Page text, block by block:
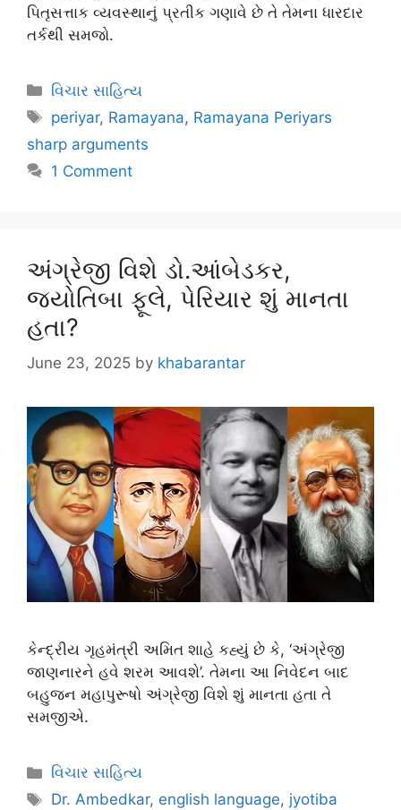
પિતૃસત્તાક વ્યવસ્થાનું પ્રતીક ગણાવે છે તે તેમના ધારદાર
તર્કથી સમજો.
વિચાર સાહિત્ય
periyar, Ramayana, Ramayana Periyars
sharp arguments
1 Comment
અંગ્રેજી વિશે ડો.આંબેડકર,
જ્યોતિબા ફૂલે, પેરિયાર શું માનતા
હતા?
June 23, 2025 by khabarantar
કેન્દ્રીય ગૃહમંત્રી અમિત શાહે કહ્યું છે કે, ‘અંગ્રેજી
જાણનારને હવે શરમ આવશે’. તેમના આ નિવેદન બાદ
બહુજન મહાપુરૂષો અંગ્રેજી વિશે શું માનતા હતા તે
સમજીએ.
વિચાર સાહિત્ય
Dr. Ambedkar, english language, jyotiba